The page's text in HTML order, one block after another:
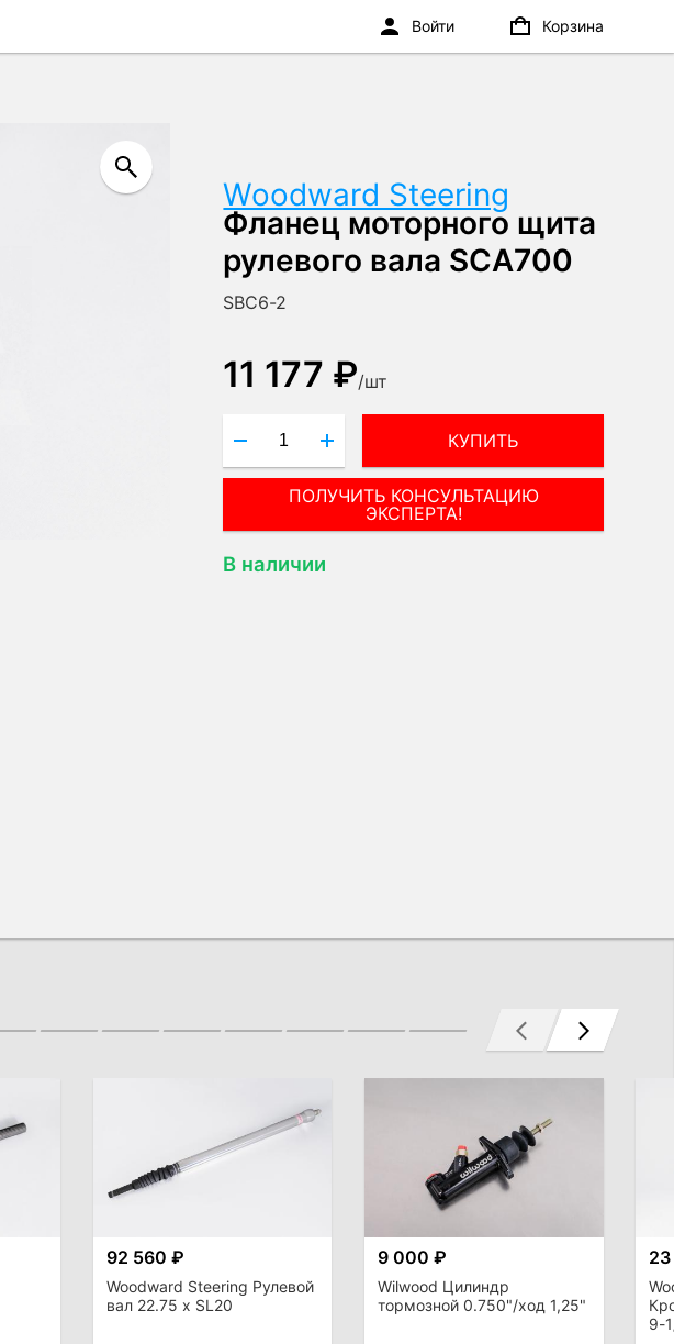
Woodward Steering
Фланец моторного щита
рулевого вала SCA700
SBC6-2
11 177 ₽/шт
КУПИТЬ
ОСТАЛИСЬ ВОПРОСЫ — ОТВЕТИМ!
В наличии
92 560 ₽
Woodward Steering Рулевой
вал 22.75 x SL20
9 000 ₽
Wilwood Цилиндр
тормозной 0.750"/ход 1,25"
9-
Войти Корзина